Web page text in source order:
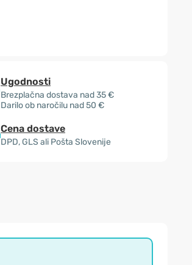
Ugodnosti
Brezplačna dostava nad 35 €
Darilo ob naročilu nad 50 €
Cena dostave
DPD, GLS ali Pošta Slovenije